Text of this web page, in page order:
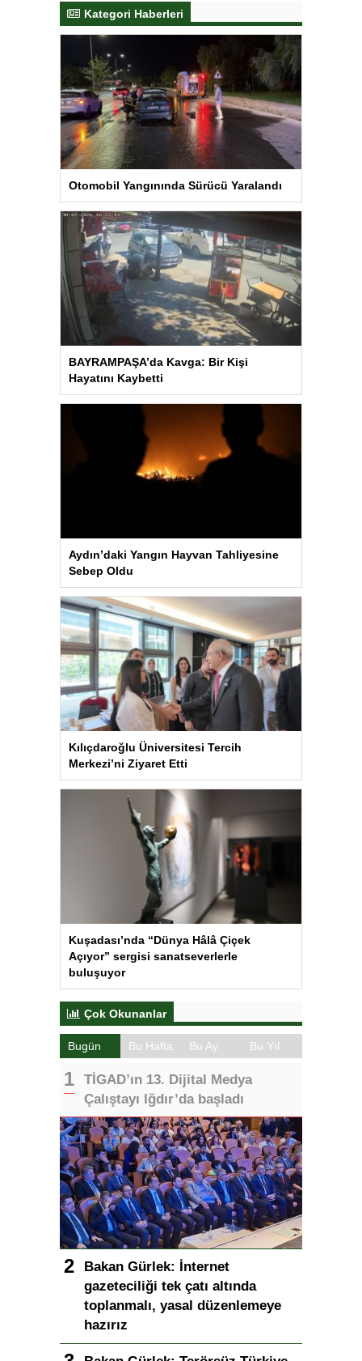
Kategori Haberleri
Otomobil Yangınında Sürücü Yaralandı
BAYRAMPAŞA’da Kavga: Bir Kişi
Hayatını Kaybetti
Aydın’daki Yangın Hayvan Tahliyesine
Sebep Oldu
Kılıçdaroğlu Üniversitesi Tercih
Merkezi’ni Ziyaret Etti
Kuşadası’nda “Dünya Hâlâ Çiçek
Açıyor” sergisi sanatseverlerle
buluşuyor
Çok Okunanlar
Bugün Bu Hafta Bu Ay Bu Yıl
TİGAD’ın 13. Dijital Medya
Çalıştayı Iğdır’da başladı
Bakan Gürlek: İnternet
gazeteciliği tek çatı altında
toplanmalı, yasal düzenlemeye
hazırız